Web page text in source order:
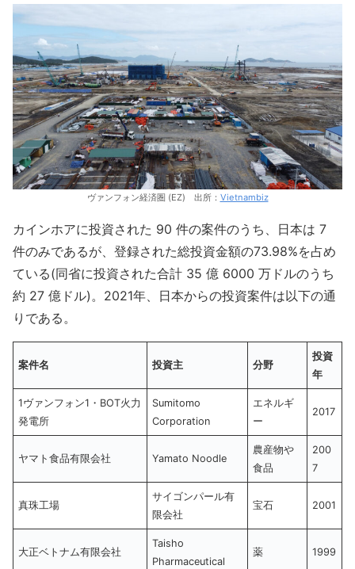
ヴァンフォン経済圏 (EZ) 出所： Vietnambiz
カインホアに投資された 90 件の案件のうち、日本は 7
件のみであるが、登録された総投資金額の73.98%を占め
ている(同省に投資された合計 35 億 6000 万ドルのうち
約 27 億ドル)。2021年、日本からの投資案件は以下の通
りである。
案件名 投資主 分野
投資
年
1ヴァンフォン1・BOT火力
発電所
Sumitomo
Corporation
エネルギ
ー
2017
ヤマト食品有限会社 Yamato Noodle
農産物や
食品
200
7
真珠工場
サイゴンパール有
限会社
宝石 2001
大正ベトナム有限会社
Taisho
Pharmaceutical
薬 1999